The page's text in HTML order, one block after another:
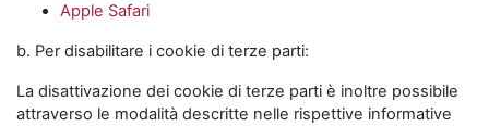
Apple Safari
b. Per disabilitare i cookie di terze parti:
La disattivazione dei cookie di terze parti è inoltre possibile
attraverso le modalità descritte nelle rispettive informative